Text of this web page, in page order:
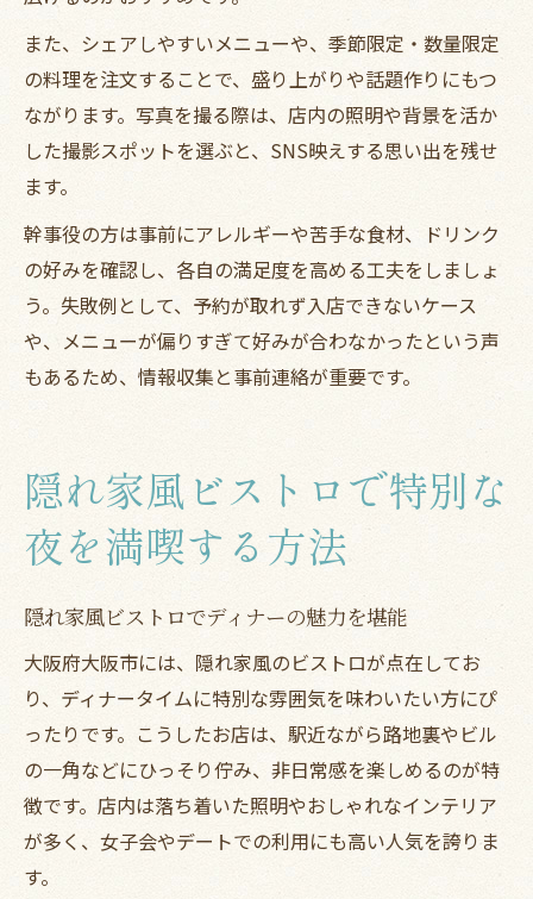
また、シェアしやすいメニューや、季節限定・数量限定
の料理を注文することで、盛り上がりや話題作りにもつ
ながります。写真を撮る際は、店内の照明や背景を活か
した撮影スポットを選ぶと、SNS映えする思い出を残せ
ます。
幹事役の方は事前にアレルギーや苦手な食材、ドリンク
の好みを確認し、各自の満足度を高める工夫をしましょ
う。失敗例として、予約が取れず入店できないケース
や、メニューが偏りすぎて好みが合わなかったという声
もあるため、情報収集と事前連絡が重要です。
隠れ家風ビストロで特別な
夜を満喫する方法
隠れ家風ビストロでディナーの魅力を堪能
大阪府大阪市には、隠れ家風のビストロが点在してお
り、ディナータイムに特別な雰囲気を味わいたい方にぴ
ったりです。こうしたお店は、駅近ながら路地裏やビル
の一角などにひっそり佇み、非日常感を楽しめるのが特
徴です。店内は落ち着いた照明やおしゃれなインテリア
が多く、女子会やデートでの利用にも高い人気を誇りま
す。